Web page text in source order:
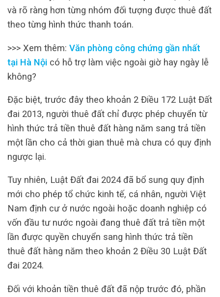
và rõ ràng hơn từng nhóm đối tượng được thuê đất
theo từng hình thức thanh toán.
>>> Xem thêm: Văn phòng công chứng gần nhất
tại Hà Nội có hỗ trợ làm việc ngoài giờ hay ngày lễ
không?
Đặc biệt, trước đây theo khoản 2 Điều 172 Luật Đất
đai 2013, người thuê đất chỉ được phép chuyển từ
hình thức trả tiền thuê đất hàng năm sang trả tiền
một lần cho cả thời gian thuê mà chưa có quy định
ngược lại.
Tuy nhiên, Luật Đất đai 2024 đã bổ sung quy định
mới cho phép tổ chức kinh tế, cá nhân, người Việt
Nam định cư ở nước ngoài hoặc doanh nghiệp có
vốn đầu tư nước ngoài đang thuê đất trả tiền một
lần được quyền chuyển sang hình thức trả tiền
thuê đất hàng năm theo khoản 2 Điều 30 Luật Đất
đai 2024.
Đối với khoản tiền thuê đất đã nộp trước đó, phần